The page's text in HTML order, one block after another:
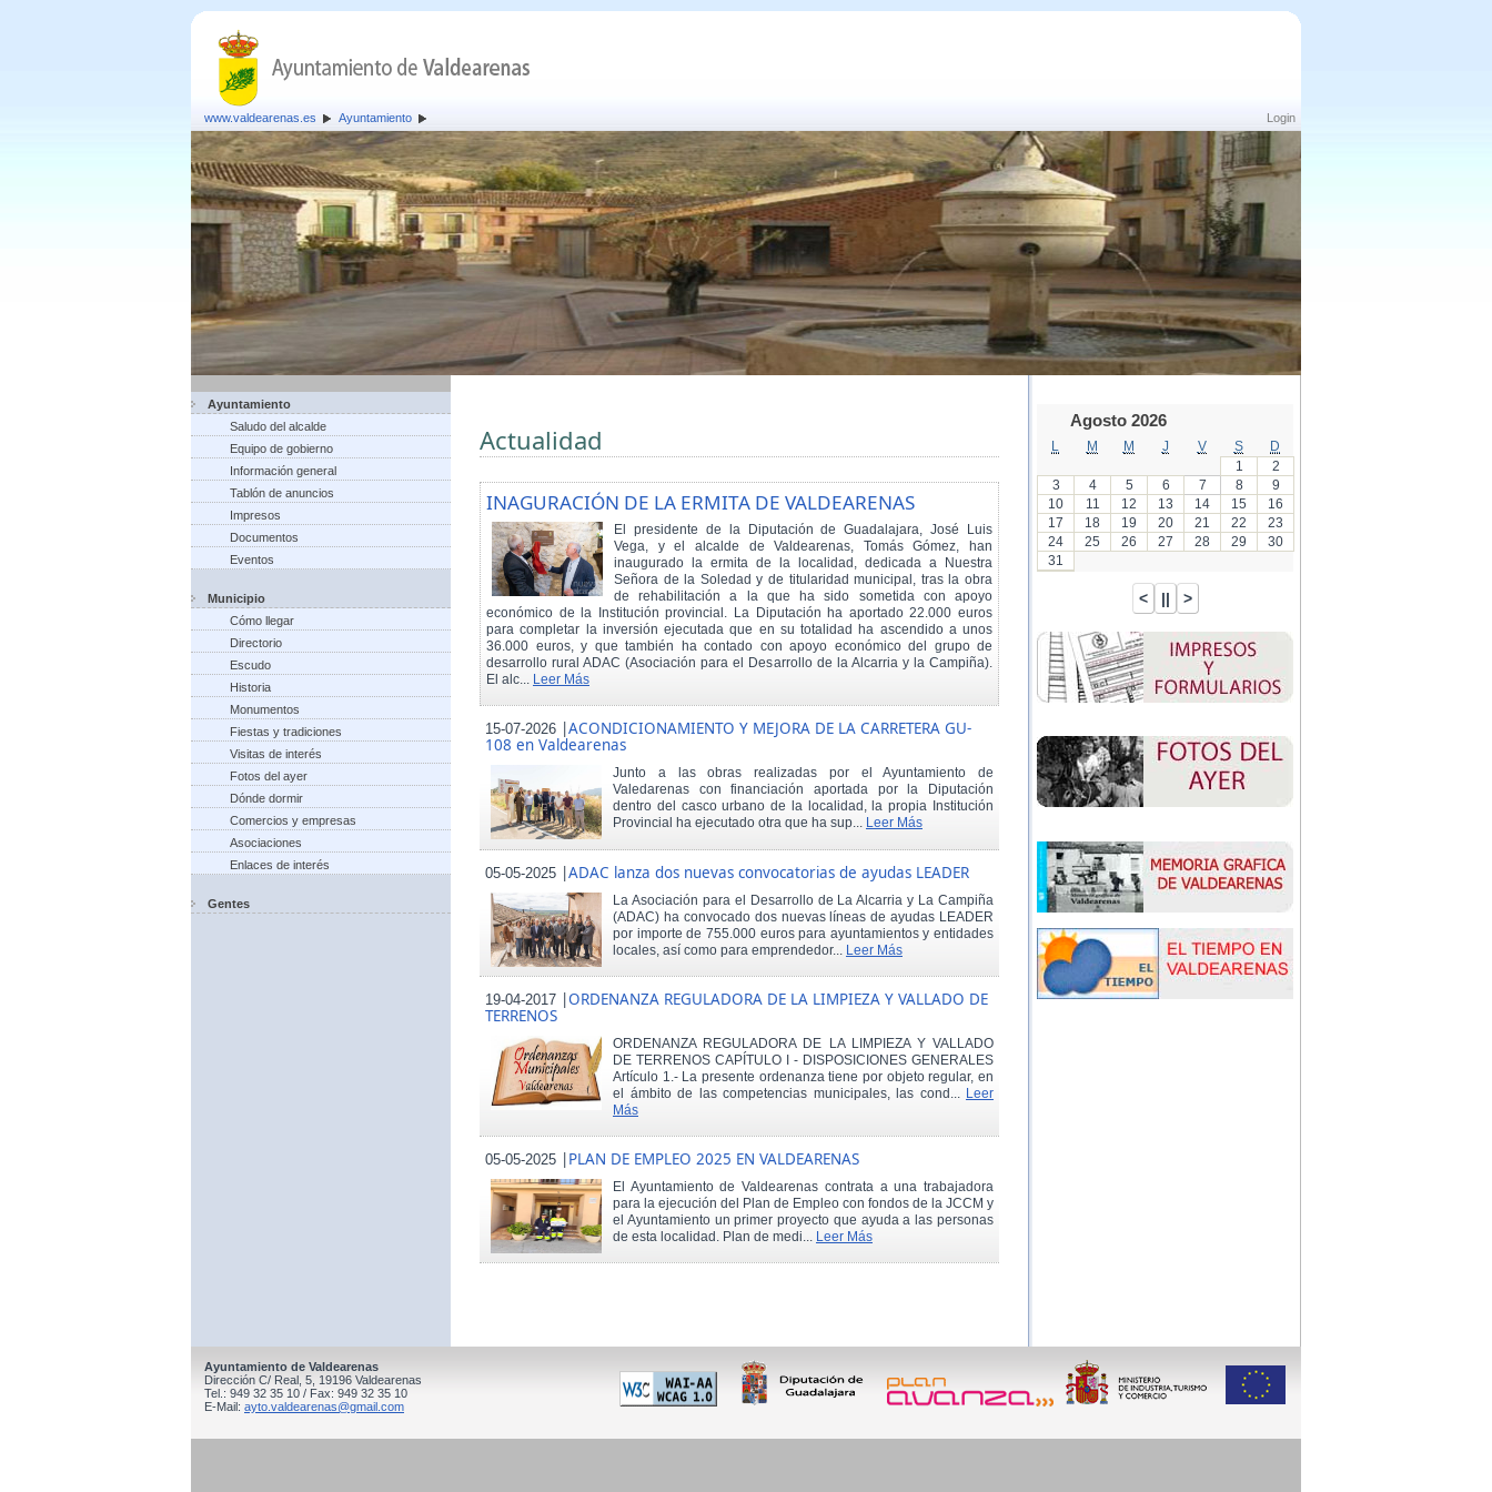
Login
www.valdearenas.es Ayuntamiento
Ayuntamiento
Saludo del alcalde
Equipo de gobierno
Información general
Tablón de anuncios
Impresos
Documentos
Eventos
Municipio
Cómo llegar
Directorio
Escudo
Historia
Monumentos
Fiestas y tradiciones
Visitas de interés
Fotos del ayer
Dónde dormir
Comercios y empresas
Asociaciones
Enlaces de interés
Gentes
Actualidad
INAGURACIÓN DE LA ERMITA DE VALDEARENAS
El presidente de la Diputación de Guadalajara, José Luis
Vega, y el alcalde de Valdearenas, Tomás Gómez, han
inaugurado la ermita de la localidad, dedicada a Nuestra
Señora de la Soledad y de titularidad municipal, tras la obra
de rehabilitación a la que ha sido sometida con apoyo
económico de la Institución provincial. La Diputación ha aportado 22.000 euros
para completar la inversión ejecutada que en su totalidad ha ascendido a unos
36.000 euros, y que también ha contado con apoyo económico del grupo de
desarrollo rural ADAC (Asociación para el Desarrollo de la Alcarria y la Campiña).
El alc... Leer Más
15-07-2026 |ACONDICIONAMIENTO Y MEJORA DE LA CARRETERA GU-
108 en Valdearenas
Junto a las obras realizadas por el Ayuntamiento de
Valedarenas con financiación aportada por la Diputación
dentro del casco urbano de la localidad, la propia Institución
Provincial ha ejecutado otra que ha sup... Leer Más
05-05-2025 |ADAC lanza dos nuevas convocatorias de ayudas LEADER
La Asociación para el Desarrollo de La Alcarria y La Campiña
(ADAC) ha convocado dos nuevas líneas de ayudas LEADER
por importe de 755.000 euros para ayuntamientos y entidades
locales, así como para emprendedor... Leer Más
19-04-2017 |ORDENANZA REGULADORA DE LA LIMPIEZA Y VALLADO DE
TERRENOS
ORDENANZA REGULADORA DE LA LIMPIEZA Y VALLADO
DE TERRENOS CAPÍTULO I - DISPOSICIONES GENERALES
Artículo 1.- La presente ordenanza tiene por objeto regular, en
el ámbito de las competencias municipales, las cond... Leer
Más
05-05-2025 |PLAN DE EMPLEO 2025 EN VALDEARENAS
El Ayuntamiento de Valdearenas contrata a una trabajadora
para la ejecución del Plan de Empleo con fondos de la JCCM y
el Ayuntamiento un primer proyecto que ayuda a las personas
de esta localidad. Plan de medi... Leer Más
Agosto 2026
M M J V S
D
1
2
3
4 5 6 7 8
9
10
11 12 13 14 15
16
17
18 19 20 21 22
23
24
25 26 27 28 29
30
31
Ayuntamiento de Valdearenas
Dirección C/ Real, 5, 19196 Valdearenas
Tel.: 949 32 35 10 / Fax: 949 32 35 10
E-Mail: ayto.valdearenas@gmail.com